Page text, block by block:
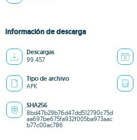
Información de descarga
Descargas
99.457
Tipo de archivo
APK
SHA256
8bd47b29b76d47dd512790c75d
aa697be675fa932f005ba973aac
b77c00ac786